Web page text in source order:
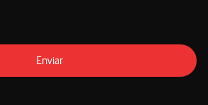
Enviar